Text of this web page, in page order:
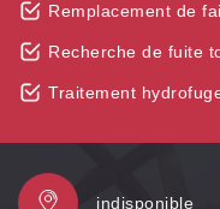
Remplacement de
Recherche de fuite
Traitement
indisponible